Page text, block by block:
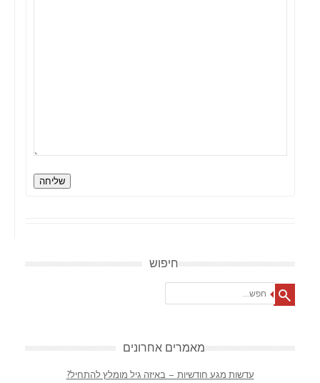
שליחה
חיפוש
מאמרים אחרונים
עדשות מגע חודשיות – באיזה גיל מומלץ להתחיל?